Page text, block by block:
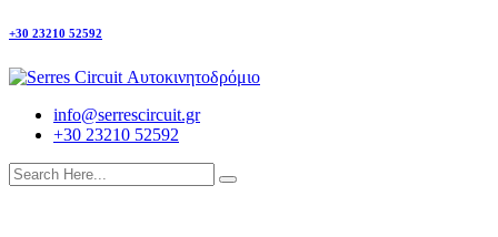
+30 23210 52592
info@serrescircuit.gr
+30 23210 52592